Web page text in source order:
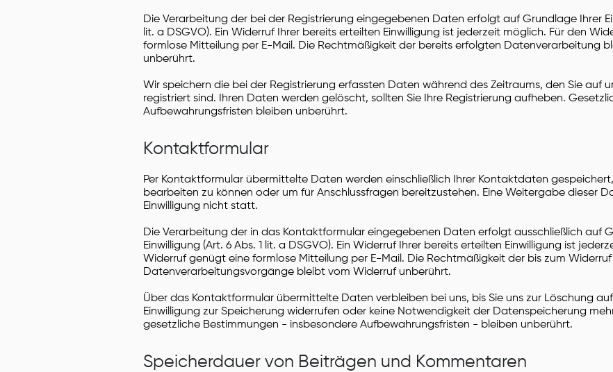
Die Verarbeitung der bei der Registrierung eingegebenen Daten erfolgt auf Grundlage Ihrer
lit. a DSGVO). Ein Widerruf Ihrer bereits erteilten Einwilligung ist jederzeit möglich. Für den
formlose Mitteilung per E-Mail. Die Rechtmäßigkeit der bereits erfolgten Datenverarbeitung
unberührt.
Wir speichern die bei der Registrierung erfassten Daten während des Zeitraums, den Sie auf
registriert sind. Ihren Daten werden gelöscht, sollten Sie Ihre Registrierung aufheben.
Aufbewahrungsfristen bleiben unberührt.
Kontaktformular
Per Kontaktformular übermittelte Daten werden einschließlich Ihrer Kontaktdaten
bearbeiten zu können oder um für Anschlussfragen bereitzustehen. Eine Weitergabe dieser
Einwilligung nicht statt.
Die Verarbeitung der in das Kontaktformular eingegebenen Daten erfolgt ausschließlich auf
Einwilligung (Art. 6 Abs. 1 lit. a DSGVO). Ein Widerruf Ihrer bereits erteilten Einwilligung ist
Widerruf genügt eine formlose Mitteilung per E-Mail. Die Rechtmäßigkeit der bis zum
Datenverarbeitungsvorgänge bleibt vom Widerruf unberührt.
Über das Kontaktformular übermittelte Daten verbleiben bei uns, bis Sie uns zur Löschung
Einwilligung zur Speicherung widerrufen oder keine Notwendigkeit der Datenspeicherung
gesetzliche Bestimmungen - insbesondere Aufbewahrungsfristen - bleiben unberührt.
Speicherdauer von Beiträgen und Kommentaren